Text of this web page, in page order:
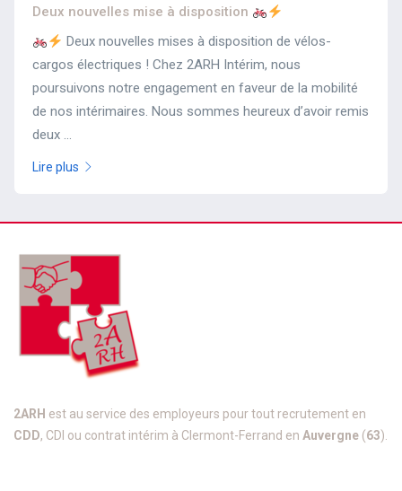
Deux nouvelles mise à disposition
Deux nouvelles mises à disposition de vélos-
cargos électriques ! Chez 2ARH Intérim, nous
poursuivons notre engagement en faveur de la mobilité
de nos intérimaires. Nous sommes heureux d’avoir remis
deux ...
Lire plus
2ARH est au service des employeurs pour tout recrutement en
CDD, CDI ou contrat intérim à Clermont-Ferrand en Auvergne (63).